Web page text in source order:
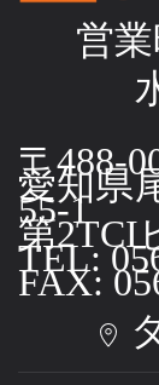
営
〒488-
愛知県
55-1
第2TCI
TEL:
FAX: